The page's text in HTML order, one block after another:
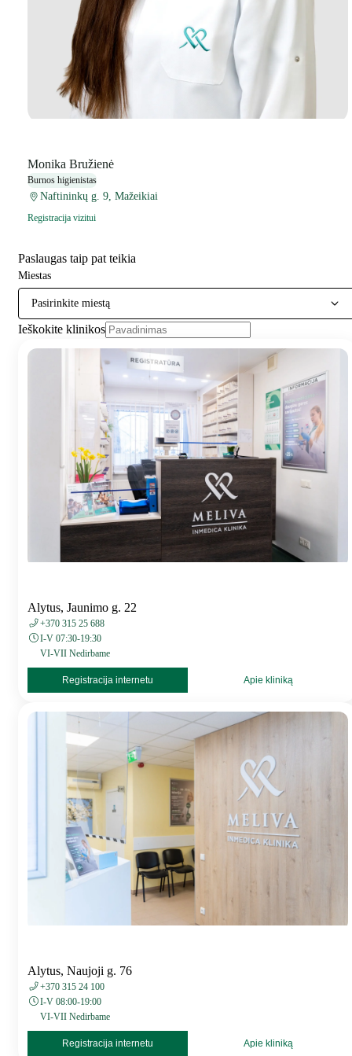
Monika Bružienė
Burnos higienistas
Naftininkų g. 9, Mažeikiai
Registracija vizitui
Paslaugas taip pat teikia
Miestas
Pasirinkite miestą
Ieškokite klinikos
Alytus, Jaunimo g. 22
+370 315 25 688
I-V 07:30-19:30
VI-VII Nedirbame
Registracija internetu Apie kliniką
Alytus, Naujoji g. 76
+370 315 24 100
I-V 08:00-19:00
VI-VII Nedirbame
Registracija internetu Apie kliniką